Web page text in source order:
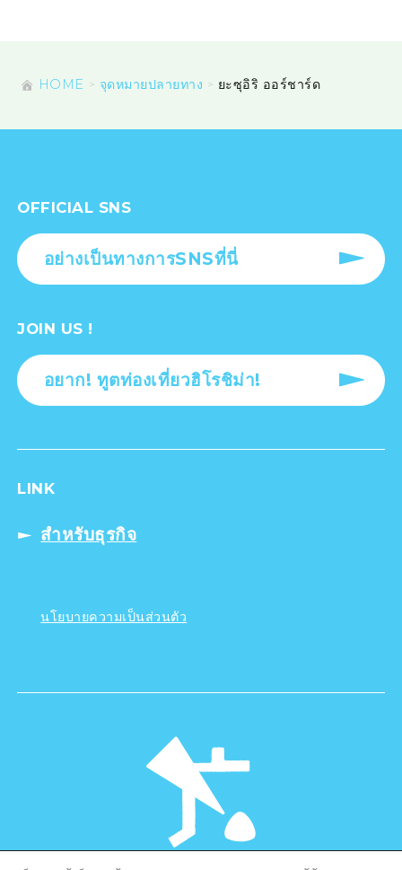
HOME จุดหมายปลายทาง ยะซุอิริ ออร์ชาร์ด
OFFICIAL SNS
อย่างเป็นทางการSNSที่นี่
JOIN US !
อยาก! ทูตท่องเที่ยวฮิโรชิม่า!
LINK
สำหรับธุรกิจ
นโยบายความเป็นส่วนตัว